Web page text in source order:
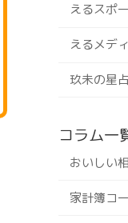
えるスポ
えるメデ
玖未の星
コラム一
おいしい
家計簿コ